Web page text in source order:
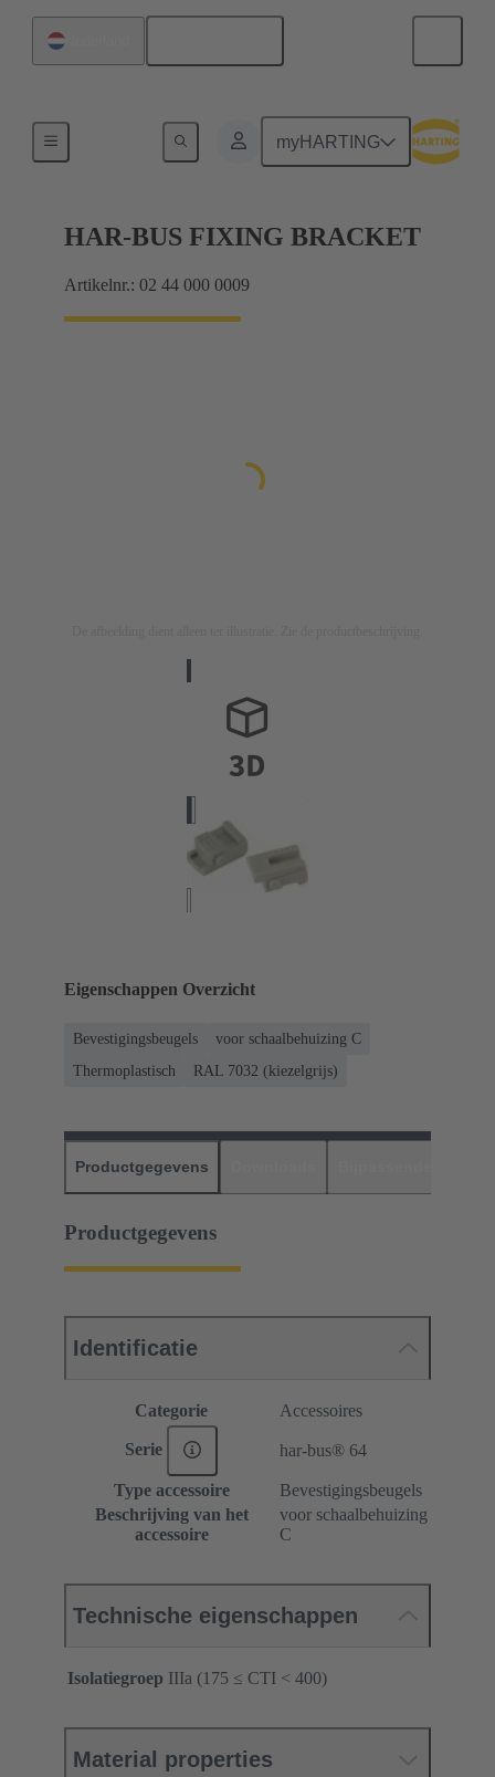
myHARTING
Moederbord naar dochterkaart-aansluiting
HAR-BUS FIXING BRACKET
Artikelnr.: 02 44 000 0009
Eigenschappen Overzicht
Bevestigingsbeugels
voor schaalbehuizing C
Thermoplastisch
RAL 7032 (kiezelgrijs)
Productgegevens
Productgegevens
Identificatie
Categorie Accessoires
Serie har-bus® 64
Type accessoire
Bevestigingsbeugels
Beschrijving van het
accessoire
voor schaalbehuizing
C
Technische eigenschappen
Isolatiegroep IIIa (175 ≤ CTI < 400)
Material properties